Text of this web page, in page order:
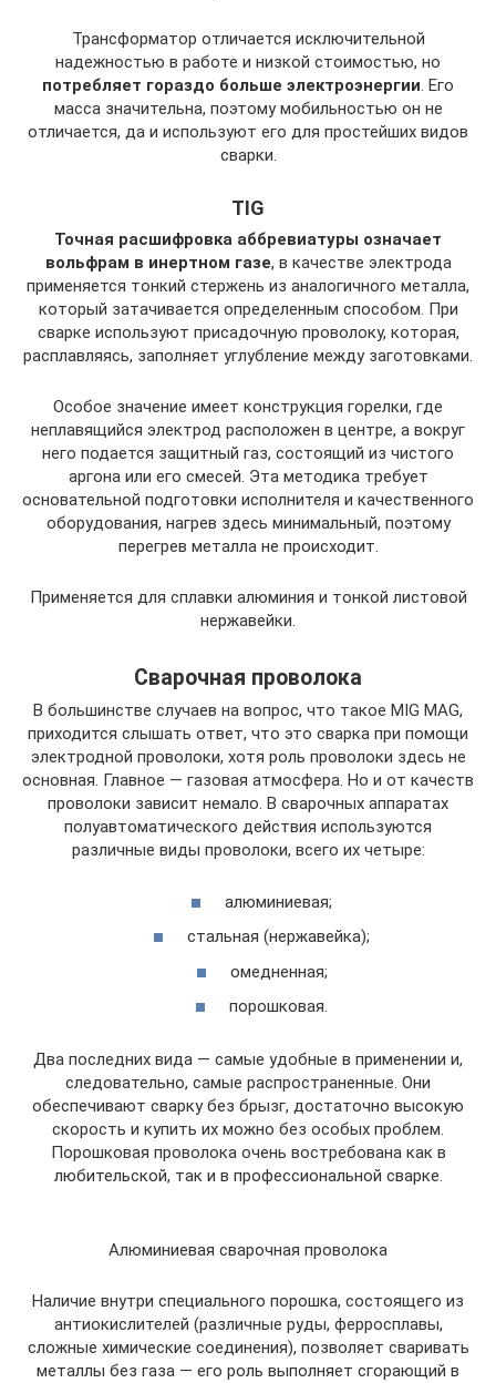
Трансформатор отличается исключительной
надежностью в работе и низкой стоимостью, но
потребляет гораздо больше электроэнергии. Его
масса значительна, поэтому мобильностью он не
отличается, да и используют его для простейших видов
сварки.
TIG
Точная расшифровка аббревиатуры означает
вольфрам в инертном газе, в качестве электрода
применяется тонкий стержень из аналогичного металла,
который затачивается определенным способом. При
сварке используют присадочную проволоку, которая,
расплавляясь, заполняет углубление между заготовками.
Особое значение имеет конструкция горелки, где
неплавящийся электрод расположен в центре, а вокруг
него подается защитный газ, состоящий из чистого
аргона или его смесей. Эта методика требует
основательной подготовки исполнителя и качественного
оборудования, нагрев здесь минимальный, поэтому
перегрев металла не происходит.
Применяется для сплавки алюминия и тонкой листовой
нержавейки.
Сварочная проволока
В большинстве случаев на вопрос, что такое MIG MAG,
приходится слышать ответ, что это сварка при помощи
электродной проволоки, хотя роль проволоки здесь не
основная. Главное — газовая атмосфера. Но и от качеств
проволоки зависит немало. В сварочных аппаратах
полуавтоматического действия используются
различные виды проволоки, всего их четыре:
алюминиевая;
стальная (нержавейка);
омедненная;
порошковая.
Два последних вида — самые удобные в применении и,
следовательно, самые распространенные. Они
обеспечивают сварку без брызг, достаточно высокую
скорость и купить их можно без особых проблем.
Порошковая проволока очень востребована как в
любительской, так и в профессиональной сварке.
Алюминиевая сварочная проволока
Наличие внутри специального порошка, состоящего из
антиокислителей (различные руды, ферросплавы,
сложные химические соединения), позволяет сваривать
металлы без газа — его роль выполняет сгорающий в